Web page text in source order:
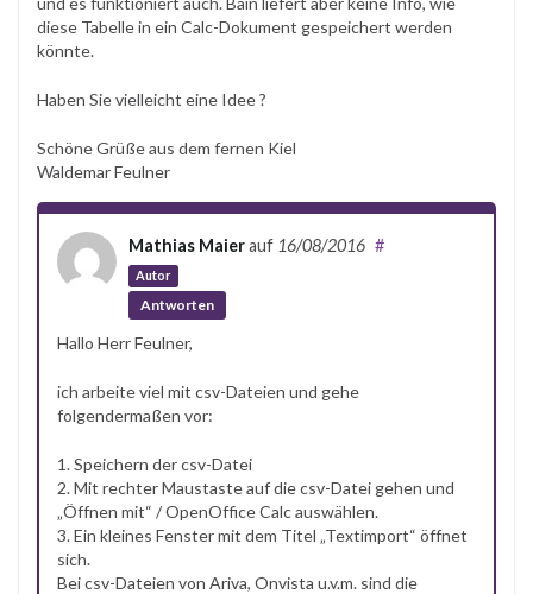
diese Tabelle in ein Calc-Dokument gespeichert werden
könnte.
Haben Sie vielleicht eine Idee ?
Schöne Grüße aus dem fernen Kiel
Waldemar Feulner
Mathias Maierauf 16/08/2016
Autor
#
Antworten
Hallo Herr Feulner,
ich arbeite viel mit csv-Dateien und gehe
folgendermaßen vor:
1. Speichern der csv-Datei
2. Mit rechter Maustaste auf die csv-Datei gehen und
„Öffnen mit“ / OpenOffice Calc auswählen.
3. Ein kleines Fenster mit dem Titel „Textimport“ öffnet
sich.
Bei csv-Dateien von Ariva, Onvista u.v.m. sind die